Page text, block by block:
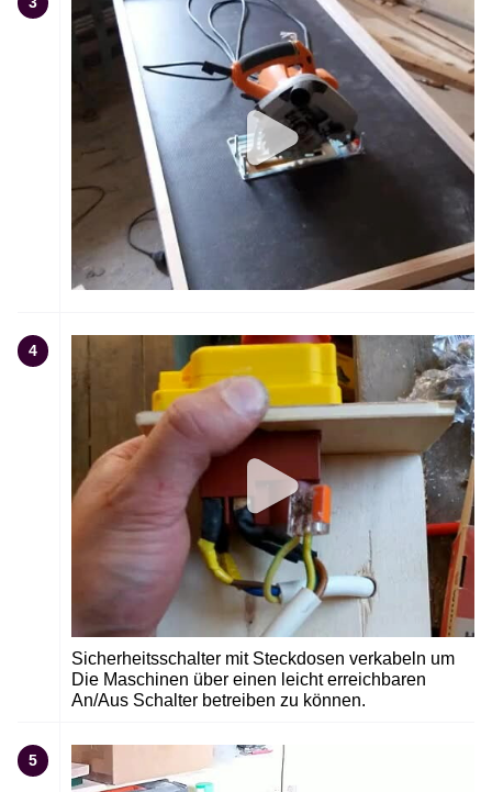
4
Sicherheitsschalter mit Steckdosen verkabeln um
Die Maschinen über einen leicht erreichbaren
An/Aus Schalter betreiben zu können.
5